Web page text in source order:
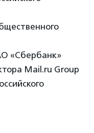
«Сбербанк»
Mail.ru Group